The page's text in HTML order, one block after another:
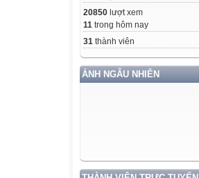
20850 lượt xem
11 trong hôm nay
31 thành viên
ẢNH NGẪU NHIÊN